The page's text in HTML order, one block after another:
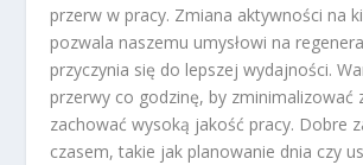
przerw w pracy. Zmiana aktywności na
pozwala naszemu umysłowi na
przyczynia się do lepszej wydajności.
przerwy co godzinę, by zminimalizować
zachować wysoką jakość pracy. Dobre
czasem, takie jak planowanie dnia czy